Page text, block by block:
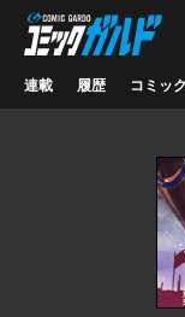
コミックガ
連載 履歴 コミッ